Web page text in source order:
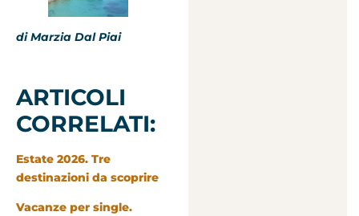
di Marzia Dal Piai
ARTICOLI
CORRELATI:
Estate 2026. Tre
destinazioni da scoprire
Vacanze per single.